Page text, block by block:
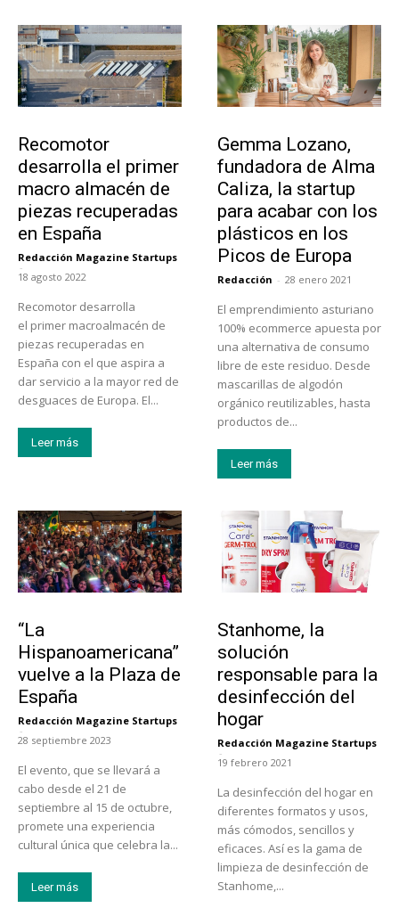
Recomotor
desarrolla el primer
macro almacén de
piezas recuperadas
en España
Redacción Magazine Startups
-
18 agosto 2022
Recomotor desarrolla
el primer macroalmacén de
piezas recuperadas en
España con el que aspira a
dar servicio a la mayor red de
desguaces de Europa. El...
Leer más
Gemma Lozano,
fundadora de Alma
Caliza, la startup
para acabar con los
plásticos en los
Picos de Europa
Redacción - 28 enero 2021
El emprendimiento asturiano
100% ecommerce apuesta por
una alternativa de consumo
libre de este residuo. Desde
mascarillas de algodón
orgánico reutilizables, hasta
productos de...
Leer más
“La
Hispanoamericana”
vuelve a la Plaza de
España
Redacción Magazine Startups
-
28 septiembre 2023
El evento, que se llevará a
cabo desde el 21 de
septiembre al 15 de octubre,
promete una experiencia
cultural única que celebra la...
Leer más
Stanhome, la
solución
responsable para la
desinfección del
hogar
Redacción Magazine Startups
-
19 febrero 2021
La desinfección del hogar en
diferentes formatos y usos,
más cómodos, sencillos y
eficaces. Así es la gama de
limpieza de desinfección de
Stanhome,...